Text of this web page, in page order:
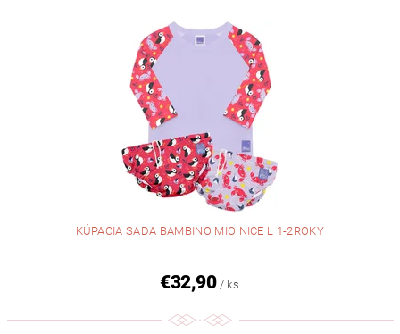
KÚPACIA SADA BAMBINO MIO NICE L 1-2ROKY
€32,90 / ks